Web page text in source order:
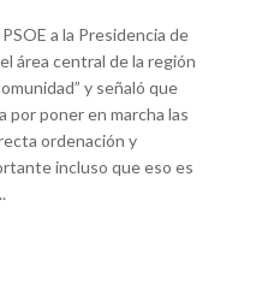
a la Presidencia de
área central de la región
y señaló que
por poner en marcha las
ordenación y
incluso que eso es